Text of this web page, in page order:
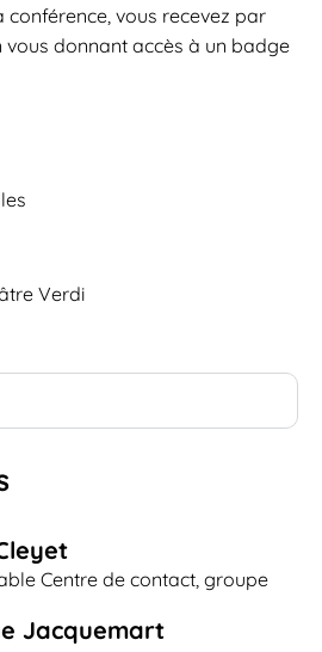
conférence, vous recevez par
vous donnant accès à un badge
Verdi
Centre de contact, groupe
Jacquemart